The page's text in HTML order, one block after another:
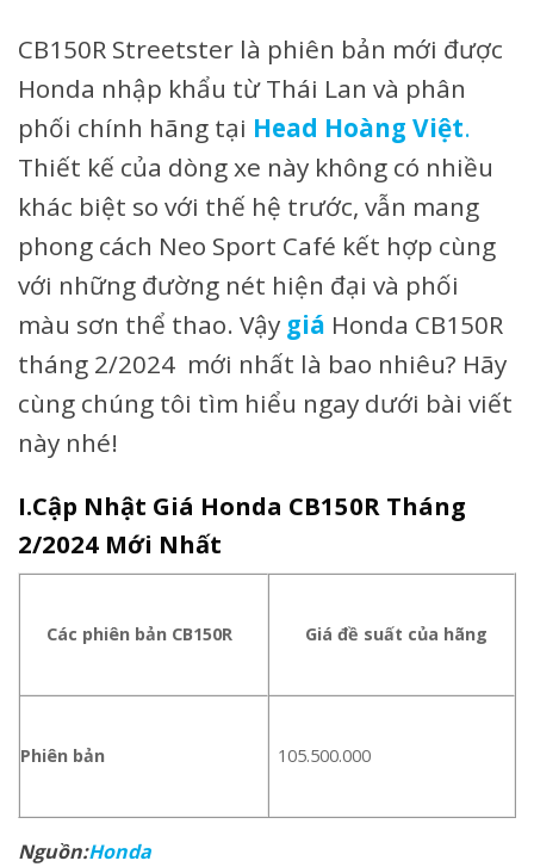
CB150R Streetster là phiên bản mới được
Honda nhập khẩu từ Thái Lan và phân
phối chính hãng tại Head Hoàng Việt.
Thiết kế của dòng xe này không có nhiều
khác biệt so với thế hệ trước, vẫn mang
phong cách Neo Sport Café kết hợp cùng
với những đường nét hiện đại và phối
màu sơn thể thao. Vậy giá Honda CB150R
tháng 2/2024 mới nhất là bao nhiêu? Hãy
cùng chúng tôi tìm hiểu ngay dưới bài viết
này nhé!
I.Cập Nhật Giá Honda CB150R Tháng
2/2024 Mới Nhất
Các phiên bản CB150R Giá đề suất của hãng
Phiên bản 105.500.000
Nguồn:Honda